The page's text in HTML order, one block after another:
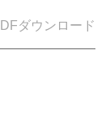
ダウンロード